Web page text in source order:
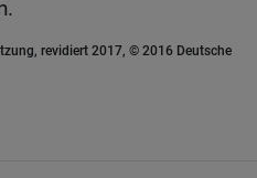
revidiert 2017, © 2016 Deutsche